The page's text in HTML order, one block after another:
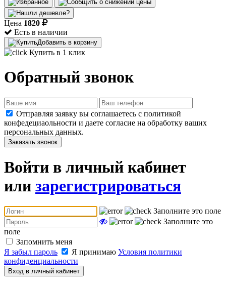
Цена 1820
Есть в наличии
Добавить в корзину
Купить в 1 клик
Обратный звонок
Отправляя заявку вы соглашаетесь с политикой
конфедециаольности и даете согласие на обработку ваших
персональных данных.
Заказать звонок
Войти в личный кабинет
или зарегистрироваться
Заполните это поле
Заполните это
поле
Запомнить меня
Я забыл пароль
Я принимаю Условия политики
конфиденциальности
Вход в личный кабинет